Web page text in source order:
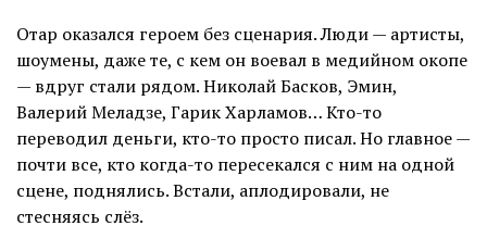
Отар оказался героем без сценария. Люди — артисты,
шоумены, даже те, с кем он воевал в медийном окопе
— вдруг стали рядом. Николай Басков, Эмин,
Валерий Меладзе, Гарик Харламов… Кто-то
переводил деньги, кто-то просто писал. Но главное —
почти все, кто когда-то пересекался с ним на одной
сцене, поднялись. Встали, аплодировали, не
стесняясь слёз.